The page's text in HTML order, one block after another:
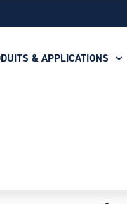
& APPLICATIONS